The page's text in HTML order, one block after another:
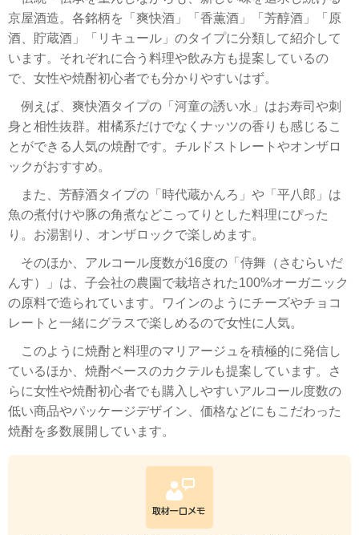
京屋酒造。各銘柄を「爽快酒」「香薫酒」「芳醇酒」「原
酒、貯蔵酒」「リキュール」のタイプに分類して紹介して
います。それぞれに合う料理や飲み方も提案しているの
で、女性や焼酎初心者でも分かりやすいはず。
例えば、爽快酒タイプの「河童の誘い水」はお寿司や刺
身と相性抜群。柑橘系だけでなくナッツの香りも感じるこ
とができる人気の焼酎です。チルドストレートやオンザロ
ックがおすすめ。
また、芳醇酒タイプの「時代蔵かんろ」や「平八郎」は
魚の煮付けや豚の角煮などこってりとした料理にぴった
り。お湯割り、オンザロックで楽しめます。
そのほか、アルコール度数が16度の「侍舞（さむらいだ
んす）」は、子会社の農園で栽培された100%オーガニック
の原料で造られています。ワインのようにチーズやチョコ
レートと一緒にグラスで楽しめるので女性に人気。
このように焼酎と料理のマリアージュを積極的に発信し
ているほか、焼酎ベースのカクテルも提案しています。さ
らに女性や焼酎初心者でも購入しやすいアルコール度数の
低い商品やパッケージデザイン、価格などにもこだわった
焼酎を多数展開しています。